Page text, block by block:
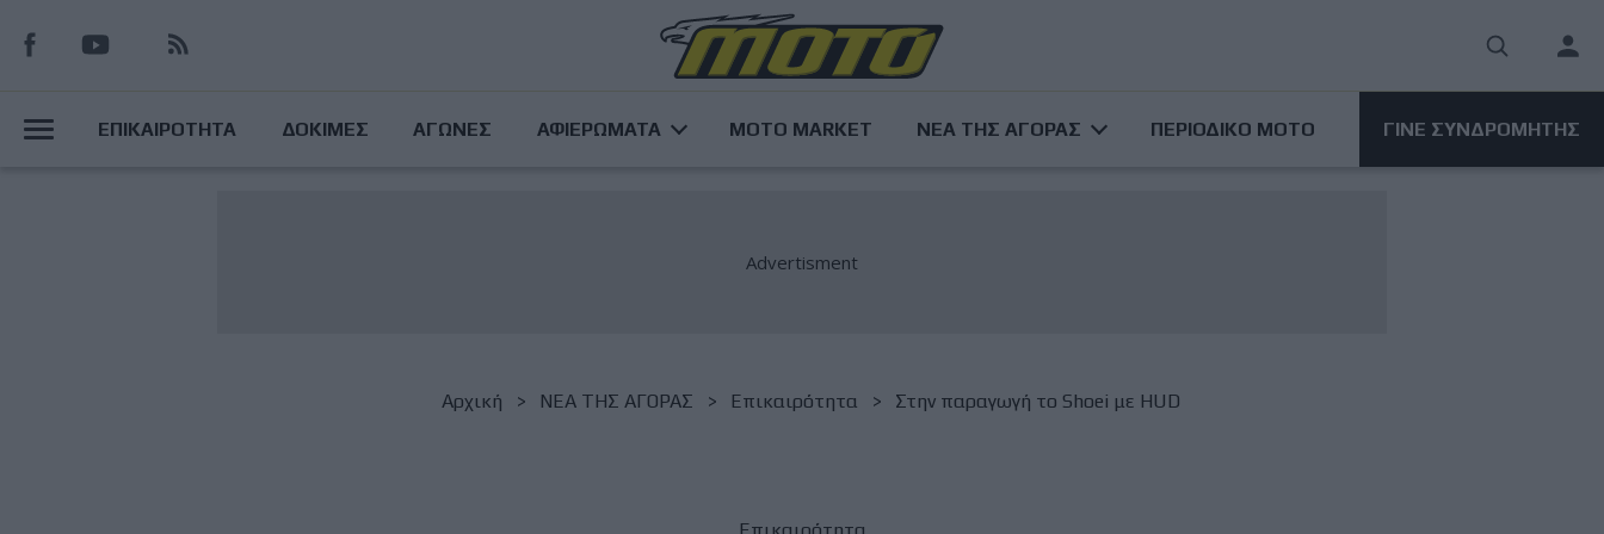
προς
κυρίως
User
MainΕΠΙΚΑΙΡΟΤΗΤΑ ΔΟΚΙΜΕΣ ΑΓΩΝΕΣ ΑΦΙΕΡΩΜΑΤΑ MOTO MARKET ΝΕΑ ΤΗΣ ΑΓΟΡΑΣ ΠΕΡΙΟΔΙΚΟ ΜΟΤΟ ΓΙΝΕ ΣΥΝΔΡΟΜΗΤΗΣ
Αρχική NΕΑ ΤΗΣ ΑΓΟΡΑΣ Επικαιρότητα Στην παραγωγή το Shoei με HUD